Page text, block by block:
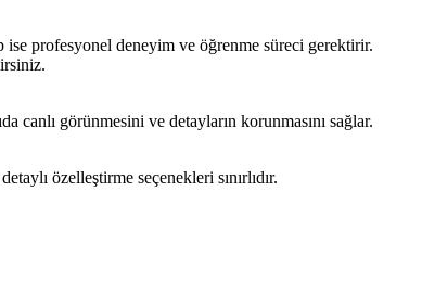
ise profesyonel deneyim ve öğrenme süreci gerektirir.
canlı görünmesini ve detayların korunmasını sağlar.
özelleştirme seçenekleri sınırlıdır.